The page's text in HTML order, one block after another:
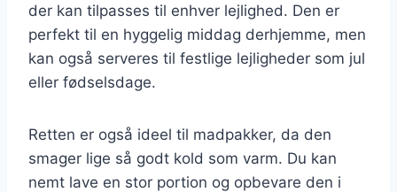
der kan tilpasses til enhver lejlighed. Den er
perfekt til en hyggelig middag derhjemme, men
kan også serveres til festlige lejligheder som jul
eller fødselsdage.
Retten er også ideel til madpakker, da den
smager lige så godt kold som varm. Du kan
nemt lave en stor portion og opbevare den i